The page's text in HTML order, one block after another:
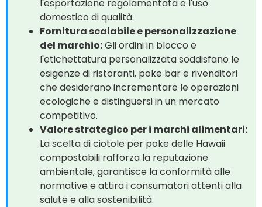
l'esportazione regolamentata e l'uso
domestico di qualità.
Fornitura scalabile e personalizzazione
del marchio:Gli ordini in blocco e
l'etichettatura personalizzata soddisfano le
esigenze di ristoranti, poke bar e rivenditori
che desiderano incrementare le operazioni
ecologiche e distinguersi in un mercato
competitivo.
Valore strategico per i marchi alimentari:
La scelta di ciotole per poke delle Hawaii
compostabili rafforza la reputazione
ambientale, garantisce la conformità alle
normative e attira i consumatori attenti alla
salute e alla sostenibilità.